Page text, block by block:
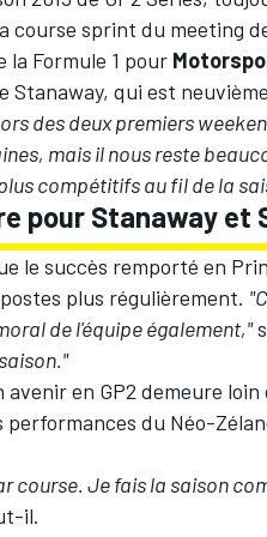
course sprint du meeting
la Formule 1 pour
Stanaway, qui est
des deux premiers
mais il nous reste
compétitifs au fil de la
pour Stanaway et
le succès remporté en
plus régulièrement.
de l'équipe également,"
en GP2 demeure
du Néo-
course. Je fais la saison
il.